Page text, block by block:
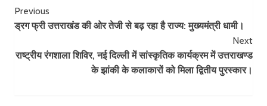
Post
Navigation
Previous
ड्रग फ्री उत्तराखंड की ओर तेजी से बढ़ रहा है राज्य: मुख्यमंत्री धामी।
Next
राष्ट्रीय रंगशाला शिविर, नई दिल्ली में सांस्कृतिक कार्यक्रम में उत्तराखण्ड
के झांकी के कलाकारों को मिला द्वितीय पुरस्कार।